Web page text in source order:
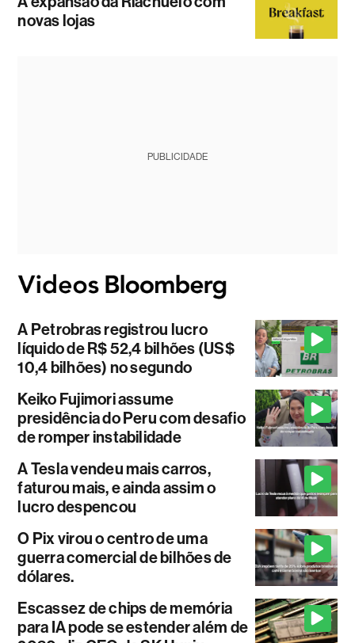
novas lojas
PUBLICIDADE
A Petrobras registrou lucro
líquido de R$ 52,4 bilhões (US$
10,4 bilhões) no segundo
Keiko Fujimori assume
presidência do Peru com desafio
de romper instabilidade
A Tesla vendeu mais carros,
faturou mais, e ainda assim o
lucro despencou
O Pix virou o centro de uma
guerra comercial de bilhões de
dólares.
Escassez de chips de memória
para IA pode se estender além de